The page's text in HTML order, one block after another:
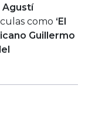
Agustí
como ‘El
Guillermo